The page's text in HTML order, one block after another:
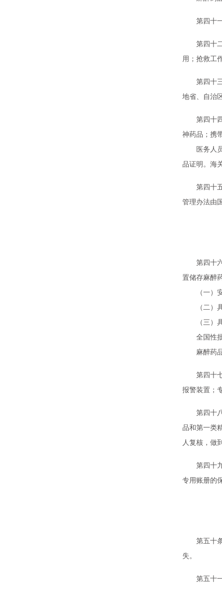
第四十一
第四十二
用；抢救工
第四十三
地省、自治
第四十四
神药品；携
医务人员
品证明。海
第四十五
管理办法由
第四十六
置储存麻醉
（一）安
（二）具
（三）具
全国性批
麻醉药品
第四十七
报警装置；
第四十八
品和第一类
人复核，做
第四十九
专用账册的
第五十条
失。
第五十一